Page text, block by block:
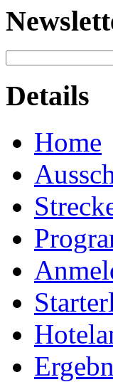
Details
Home